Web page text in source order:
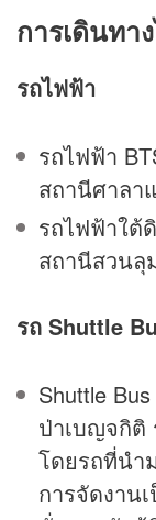
การเดินทา
รถไฟฟ้า
รถไฟฟ้า
สถานีศาลา
รถไฟฟ้าใต้
สถานีสวนลุ
รถ Shuttle
Shuttle
ป่าเบญจกิติ
โดยรถที่นำ
การจัดงาน